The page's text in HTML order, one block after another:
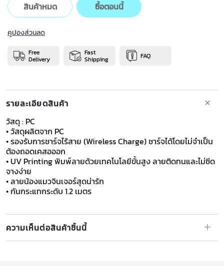
สินค้าหมด ซื้อตอนนี้
คูปองส่วนลด
Free
Delivery
Fast
Shipping FAQ
รายละเอียดสินค้า
วัสดุ : PC
• วัสดุผลิตจาก PC
• รองรับการชาร์จไร้สาย (Wireless Charge) ชาร์จได้โดยไม่จำเป็น
ต้องถอดเคสอออก
• UV Printing พิมพ์ลายด้วยเทคโนโลยีขั้นสูง ลายติดทนและไม่ซีด
จางง่าย
• ลายน้องแมวจินเจอร์สุดน่ารัก
• กันกระแทกระดับ 1.2 เมตร
ความเห็นต่อสินค้าชิ้นนี้